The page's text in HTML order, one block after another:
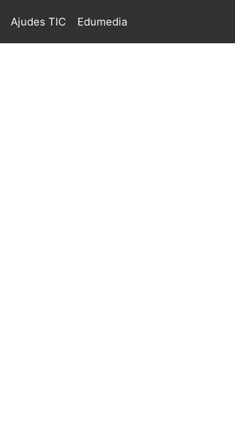
Ajudes TIC Edumedia